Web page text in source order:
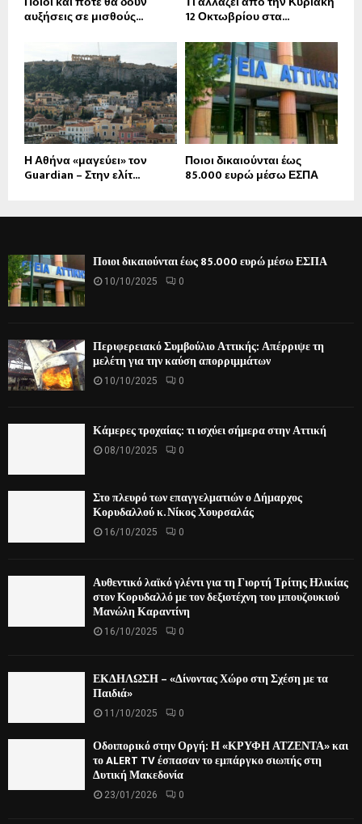
αυξήσεις σε μισθούς... 12 Οκτωβρίου στα...
Η Αθήνα «μαγεύει» τον
Guardian – Στην ελίτ...
Ποιοι δικαιούνται έως
85.000 ευρώ μέσω ΕΣΠΑ
Ποιοι δικαιούνται έως 85.000 ευρώ μέσω ΕΣΠΑ
10/10/2025 0
Περιφερειακό Συμβούλιο Αττικής: Απέρριψε τη
μελέτη για την καύση απορριμμάτων
10/10/2025 0
Κάμερες τροχαίας: τι ισχύει σήμερα στην Αττική
08/10/2025 0
Στο πλευρό των επαγγελματιών ο Δήμαρχος
Κορυδαλλού κ. Νίκος Χουρσαλάς
16/10/2025 0
Αυθεντικό λαϊκό γλέντι για τη Γιορτή Τρίτης Ηλικίας
στον Κορυδαλλό με τον δεξιοτέχνη του μπουζουκιού
Μανώλη Καραντίνη
16/10/2025 0
ΕΚΔΗΛΩΣΗ – «Δίνοντας Χώρο στη Σχέση με τα
Παιδιά»
11/10/2025 0
Οδοιπορικό στην Οργή: Η «ΚΡΥΦΗ ΑΤΖΕΝΤΑ» και
το ALERT TV έσπασαν το εμπάργκο σιωπής στη
Δυτική Μακεδονία
23/01/2026 0